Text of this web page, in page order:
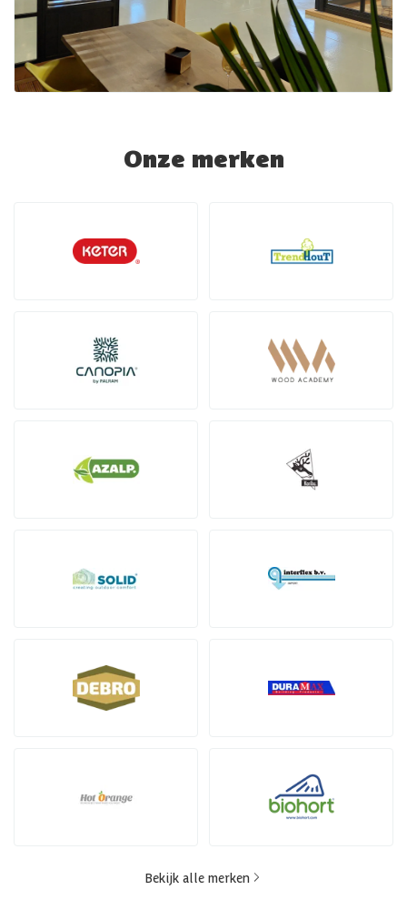
Onze merken
Bekijk alle merken